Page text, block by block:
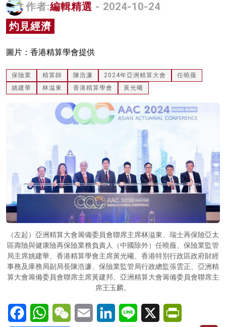
關於我們
作者:編輯精選 - 2024-10-24
灼見經濟
圖片：香港精算學會提供
保險業 精算師 陳浩濂 2024年亞洲精算大會
任曉薇
姚建華
林溢東 香港精算學會 黃光曦
（左起）亞洲精算大會籌備委員會聯席主席林溢東、瑞士再保險亞太
區壽險與健康險再保險業務負責人（中國除外）任曉薇、保險業監管
局主席姚建華、香港精算學會主席黃光曦、香港特別行政區政府財經
事務及庫務局副局長陳浩濂、保險業監管局行政總監張雲正、亞洲精
算大會籌備委員會聯席主席黃建邦、亞洲精算大會籌備委員會聯席主
席王玉麟。
FacebookWhatsAppWeChatEmail LinkedInLine X